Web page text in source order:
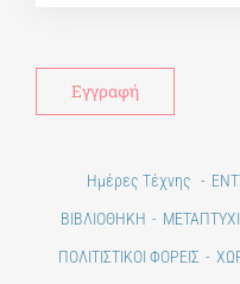
ΧΩΡΟΙ ΤΕΧΝΗΣ
ΕΚΔΗΛΩΣΕΙΣ
Ημέρες Τέχνης
ΒΙΒΛΙΟΘΗΚΗ
ΠΟΛΙΤΙΣΤΙΚΟΙ ΦΟΡΕΙΣ